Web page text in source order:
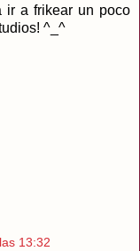
ir a frikear un poco
^_^
13:32